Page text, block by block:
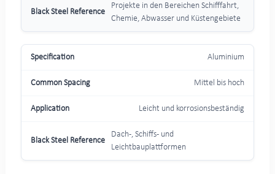
Projekte in den Bereichen Schifffahrt,
Chemie, Abwasser und Küstengebiete
Aluminium
Mittel bis hoch
Leicht und korrosionsbeständig
Dach-, Schiffs- und
Leichtbauplattformen